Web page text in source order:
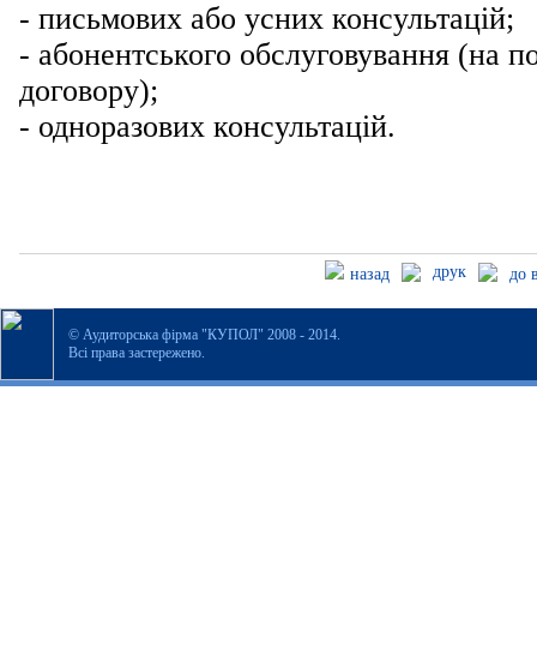
- письмових або усних консультацій;
- абонентського обслуговування (на
договору);
- одноразових консультацій.
назад друк до
© Аудиторська фірма "КУПОЛ" 2008 - 2014.
Всі права застережено.